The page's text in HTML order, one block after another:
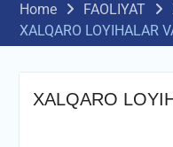
Home FAOLIYAT
XALQARO LOYIHALAR
XALQARO